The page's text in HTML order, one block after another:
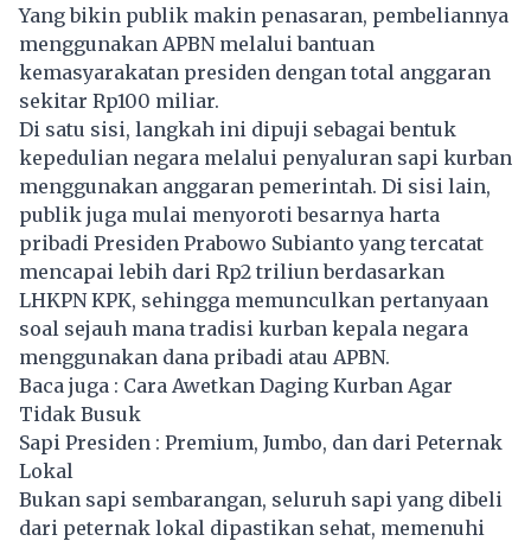
Yang bikin publik makin penasaran, pembeliannya
menggunakan APBN melalui bantuan
kemasyarakatan presiden dengan total anggaran
sekitar Rp100 miliar.
Di satu sisi, langkah ini dipuji sebagai bentuk
kepedulian negara melalui penyaluran sapi kurban
menggunakan anggaran pemerintah. Di sisi lain,
publik juga mulai menyoroti besarnya harta
pribadi Presiden Prabowo Subianto yang tercatat
mencapai lebih dari Rp2 triliun berdasarkan
LHKPN KPK, sehingga memunculkan pertanyaan
soal sejauh mana tradisi kurban kepala negara
menggunakan dana pribadi atau APBN.
Baca juga : Cara Awetkan Daging Kurban Agar
Tidak Busuk
Sapi Presiden : Premium, Jumbo, dan dari Peternak
Lokal
Bukan sapi sembarangan, seluruh sapi yang dibeli
dari peternak lokal dipastikan sehat, memenuhi